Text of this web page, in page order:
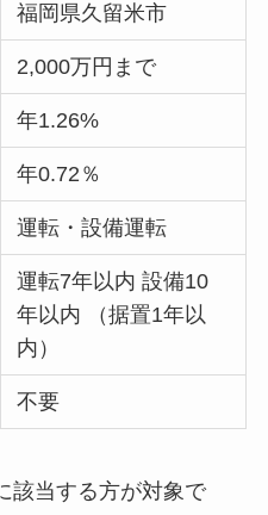
福岡県久留米市
2,000万円まで
年1.26%
年0.72％
運転・設備運転
運転7年以内 設備10
年以内 （据置1年以
内）
不要
該当する方が対象で